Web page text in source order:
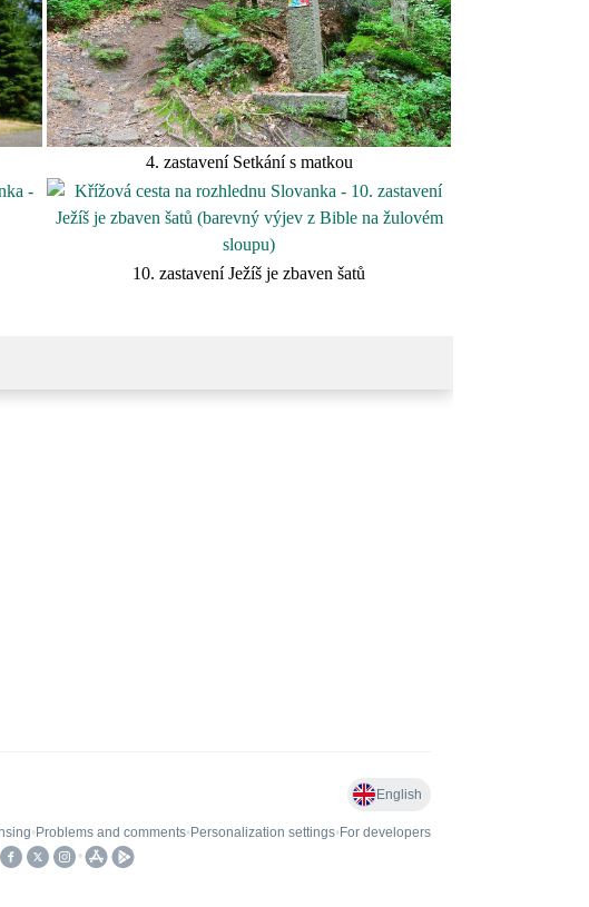
4. zastavení Setkání s matkou
10. zastavení Ježíš je zbaven šatů